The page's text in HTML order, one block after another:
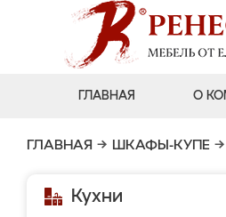
ГЛАВНАЯ О
ГЛАВНАЯ → ШКАФЫ-КУПЕ →
Кухни